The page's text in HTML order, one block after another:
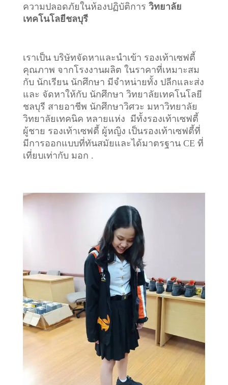
ความปลอดภัยในห้องปฏิบัติการ วิทยาลัย
เทคโนโลยีชลบุรี
เราเป็น บริษัทจัดหาและนำเข้า รองเท้าเซฟตี้
คุณภาพ จากโรงงานผลิต ในราคาที่เหมาะสม
กับ นักเรียน นักศึกษา มีจำหน่ายทั้ง ปลีกและส่ง
และ จัดหาให้กับ นักศึกษา วิทยาลัยเทคโนโลยี
ชลบุรี สายอาชีพ นักศึกษาวิศวะ มหาวิทยาลัย
วิทยาลัยเทคนิค หลายแห่ง มีทั้งรองเท้าเซฟตี้
ผู้ชาย รองเท้าเซฟตี้ ผู้หญิง เป็นรองเท้าเซฟตี้ที่
มีการออกแบบที่ทันสมัยและได้มาตรฐาน CE ที่
เที่ยบเท่ากับ มอก .